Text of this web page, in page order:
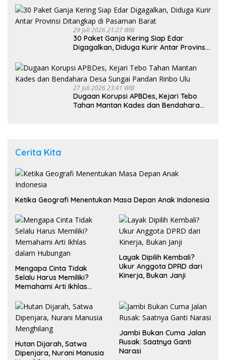
Umum
29 Juli 2026 21:27 WIB
30 Paket Ganja Kering Siap Edar
Digagalkan, Diduga Kurir Antar Provinsi
27 Juli 2026 23:41 WIB
Dugaan Korupsi APBDes, Kejari Tebo
Tahan Mantan Kades dan Bendahara
Cerita Kita
Ketika Geografi Menentukan Masa Depan Anak Indonesia
Mengapa Cinta Tidak
Selalu Harus Memiliki?
Memahami Arti Ikhlas
Layak Dipilih Kembali?
Ukur Anggota DPRD dari
Kinerja, Bukan Janji
Hutan Dijarah, Satwa
Dipenjara, Nurani Manusia
Jambi Bukan Cuma Jalan
Rusak: Saatnya Ganti
Narasi